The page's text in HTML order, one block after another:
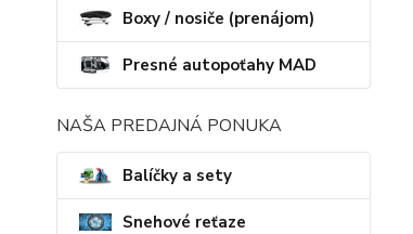
Boxy / nosiče (prenájom)
Presné autopoťahy MAD
NAŠA PREDAJNÁ PONUKA
Balíčky a sety
Snehové reťaze